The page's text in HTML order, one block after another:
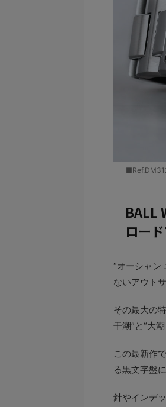
BALL
ロー
“オーシャン
ないアウト
その最大の
干潮”と“大
この最新作
る黒文字盤
針やインデ